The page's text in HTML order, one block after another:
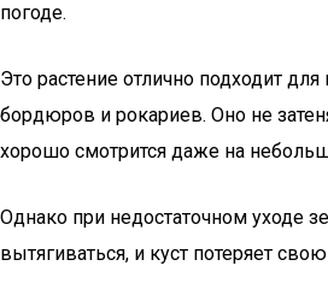
погоде.
Это растение отлично подходит
бордюров и рокариев. Оно не
хорошо смотрится даже на
Однако при недостаточном уходе
вытягиваться, и куст потеряет